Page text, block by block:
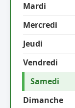
Mardi
Mercredi
Jeudi
Vendredi
Samedi
Dimanche